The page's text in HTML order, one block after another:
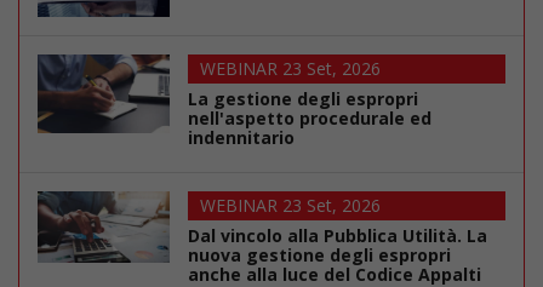
WEBINAR 23 Set, 2026
La gestione degli espropri
nell'aspetto procedurale ed
indennitario
WEBINAR 23 Set, 2026
Dal vincolo alla Pubblica Utilità. La
nuova gestione degli espropri
anche alla luce del Codice Appalti